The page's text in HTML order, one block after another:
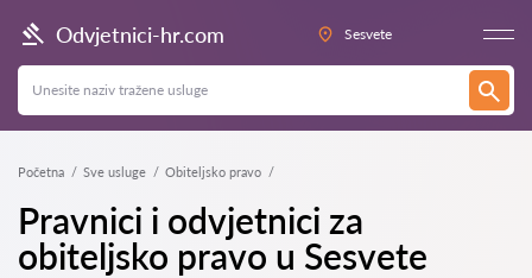
Odvjetnici-hr.com Sesvete
Početna Sve usluge Obiteljsko pravo
Pravnici i odvjetnici za
obiteljsko pravo u Sesvete